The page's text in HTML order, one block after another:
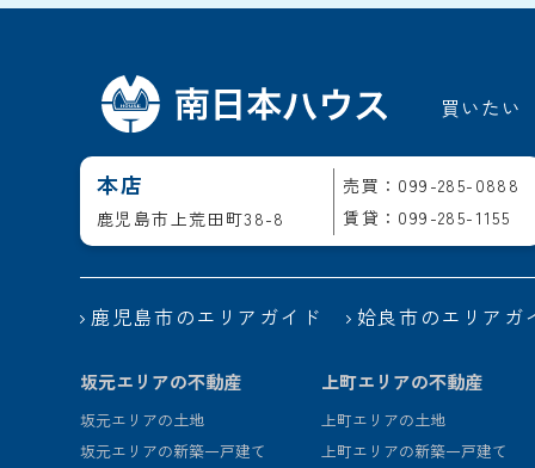
買いたい
本店
鹿児島市上荒田町38-8
売買：099-285-0888
賃貸：099-285-1155
鹿児島市のエリアガイド 姶良市のエリアガ
坂元エリアの不動産
坂元エリアの土地
坂元エリアの新築一戸建て
上町エリアの不動産
上町エリアの土地
上町エリアの新築一戸建て